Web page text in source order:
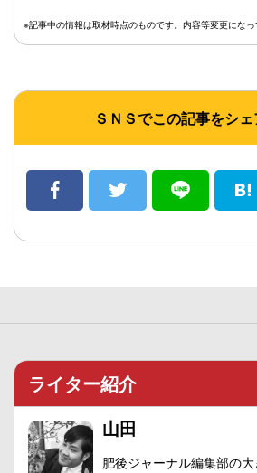
※記事中の情報は取材時点のものです。内容等変更になっ
ＳＮＳでこの記事をシェ
ライター紹介
山田
肥後ジャーナル編集部の